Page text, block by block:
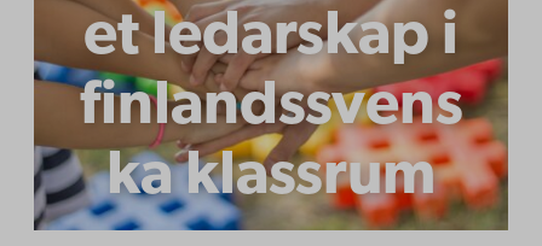
et ledarskap i
finlandssvens
ka klassrum